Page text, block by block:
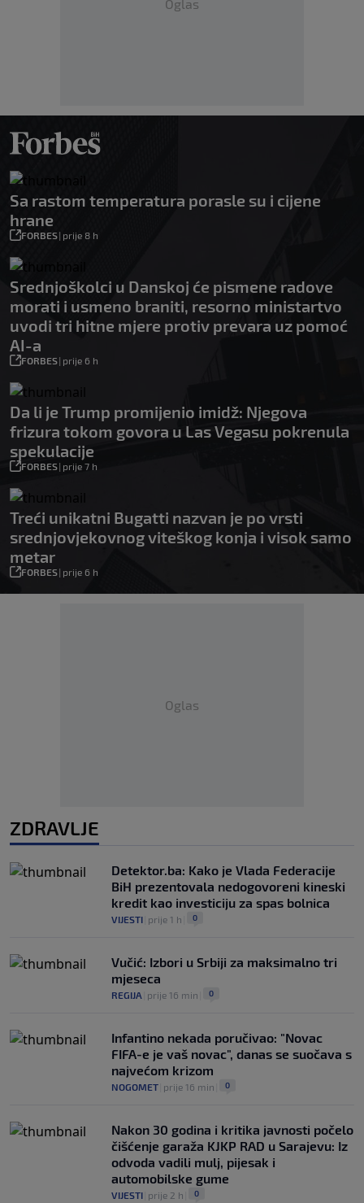
Oglas
Sa rastom temperatura porasle su i cijene
hrane
FORBES| prije 8 h
Srednjoškolci u Danskoj će pismene radove
morati i usmeno braniti, resorno ministartvo
uvodi tri hitne mjere protiv prevara uz pomoć
AI-a
FORBES| prije 6 h
Da li je Trump promijenio imidž: Njegova
frizura tokom govora u Las Vegasu pokrenula
spekulacije
FORBES| prije 7 h
Treći unikatni Bugatti nazvan je po vrsti
srednjovjekovnog viteškog konja i visok samo
metar
FORBES| prije 6 h
Oglas
ZDRAVLJE
Detektor.ba: Kako je Vlada Federacije
BiH prezentovala nedogovoreni kineski
kredit kao investiciju za spas bolnica
VIJESTI prije 1 h 0
Vučić: Izbori u Srbiji za maksimalno tri
mjeseca
REGIJA prije 16 min 0
Infantino nekada poručivao: "Novac
FIFA-e je vaš novac", danas se suočava s
najvećom krizom
NOGOMET prije 16 min 0
Nakon 30 godina i kritika javnosti počelo
čišćenje garaža KJKP RAD u Sarajevu: Iz
odvoda vadili mulj, pijesak i
automobilske gume
VIJESTI prije 2 h 0